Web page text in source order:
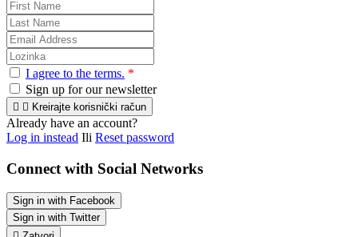
I agree to the terms. *
Sign up for our newsletter
  Kreirajte korisnički račun
Already have an account?
Log in instead Ili Reset password
Connect with Social Networks
Sign in with Facebook
Sign in with Twitter